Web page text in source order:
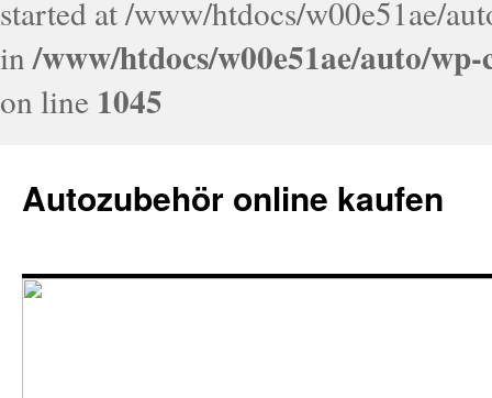
started at /www/htdocs/w00e51ae/
in/www/htdocs/w00e51ae/auto/
on line 1045
Autozubehör online kaufen